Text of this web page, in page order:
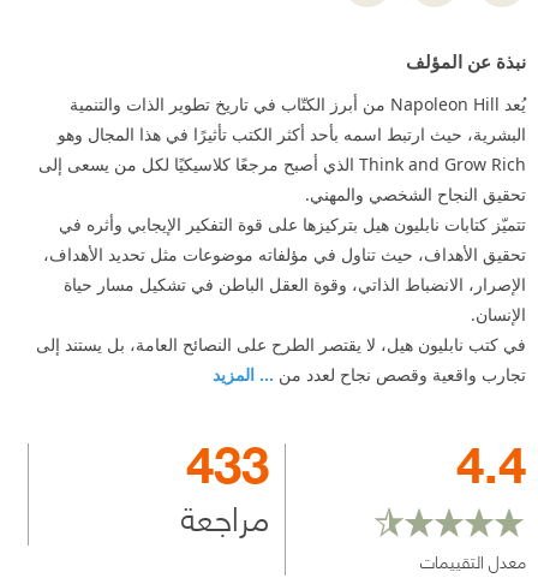
نبذة عن المؤلف
يُعد Napoleon Hill من أبرز الكتّاب في تاريخ تطوير الذات والتنمية
البشرية، حيث ارتبط اسمه بأحد أكثر الكتب تأثيرًا في هذا المجال وهو
Think and Grow Rich الذي أصبح مرجعًا كلاسيكيًا لكل من يسعى إلى
تحقيق النجاح الشخصي والمهني.
تتميّز كتابات نابليون هيل بتركيزها على قوة التفكير الإيجابي وأثره في
تحقيق الأهداف، حيث تناول في مؤلفاته موضوعات مثل تحديد الأهداف،
الإصرار، الانضباط الذاتي، وقوة العقل الباطن في تشكيل مسار حياة
الإنسان.
في كتب نابليون هيل، لا يقتصر الطرح على النصائح العامة، بل يستند إلى
تجارب واقعية وقصص نجاح لعدد من ... المزيد
4.4
معدل التقييمات
433
مراجعة